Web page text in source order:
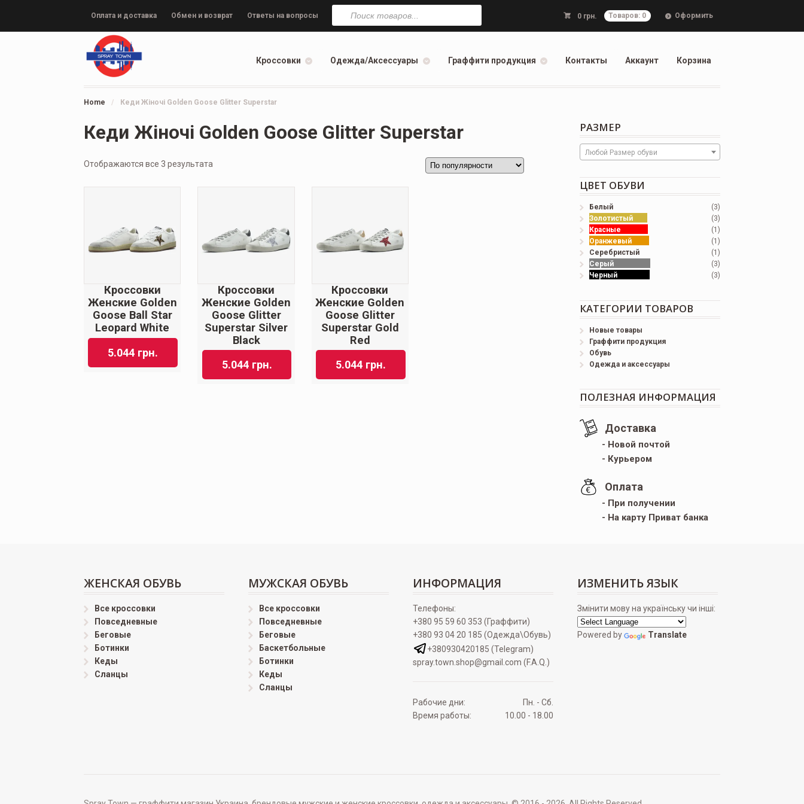
Оплата и доставка Обмен и возврат Ответы на вопросы 0 грн. Товаров: 0 Оформить
Поиск
товаров
Кроссовки Одежда/Аксессуары Граффити продукция Контакты Аккаунт Корзина
Home / Кеди Жіночі Golden Goose Glitter Superstar
Кеди Жіночі Golden Goose Glitter Superstar
Отображаются все 3 результата
Кроссовки
Женские Golden
Goose Ball Star
Leopard White
5.044 грн.
Кроссовки
Женские Golden
Goose Glitter
Superstar Silver
Black
5.044 грн.
Кроссовки
Женские Golden
Goose Glitter
Superstar Gold
Red
5.044 грн.
РАЗМЕР
Любой Размер обуви
ЦВЕТ ОБУВИ
Белый
(3)
Золотистый
(3)
Красные
(1)
Оранжевый
(1)
Серебристый
(1)
Серый
(3)
Черный
(3)
КАТЕГОРИИ ТОВАРОВ
Новые товары
Граффити продукция
Обувь
Одежда и аксессуары
ПОЛЕЗНАЯ ИНФОРМАЦИЯ
Доставка
- Новой почтой
- Курьером
Оплата
- При получении
- На карту Приват банка
ЖЕНСКАЯ ОБУВЬ
Все кроссовки
Повседневные
Беговые
Ботинки
Кеды
Сланцы
МУЖСКАЯ ОБУВЬ
Все кроссовки
Повседневные
Беговые
Баскетбольные
Ботинки
Кеды
Сланцы
ИНФОРМАЦИЯ
Телефоны:
+380 95 59 60 353 (Граффити)
+380 93 04 20 185 (Одежда\Обувь)
+380930420185 (Telegram)
spray.town.shop@gmail.com (F.A.Q.)
Рабочие дни:
Пн. - Сб.
Время работы:
10.00 - 18.00
ИЗМЕНИТЬ ЯЗЫК
Змінити мову на українську чи інші:
Powered by Translate